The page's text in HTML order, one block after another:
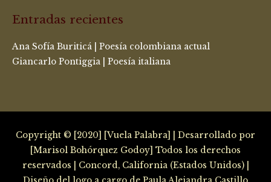
Entradas recientes
Ana Sofía Buriticá | Poesía colombiana actual
Giancarlo Pontiggia | Poesía italiana
Copyright © [2020] [Vuela Palabra] | Desarrollado por
[Marisol Bohórquez Godoy] Todos los derechos
reservados | Concord, California (Estados Unidos) |